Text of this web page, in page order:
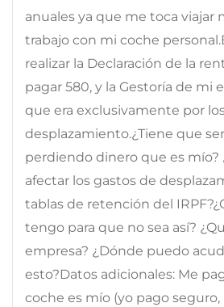
anuales ya que me toca viajar
trabajo con mi coche
realizar la Declaración de la
pagar 580, y la Gestoría de mi
que era exclusivamente por
desplazamiento.¿Tiene que
perdiendo dinero que es mío?
afectar los gastos de
tablas de retención del
tengo para que no sea así?
empresa? ¿Dónde puedo
esto?Datos adicionales: Me
coche es mío (yo pago